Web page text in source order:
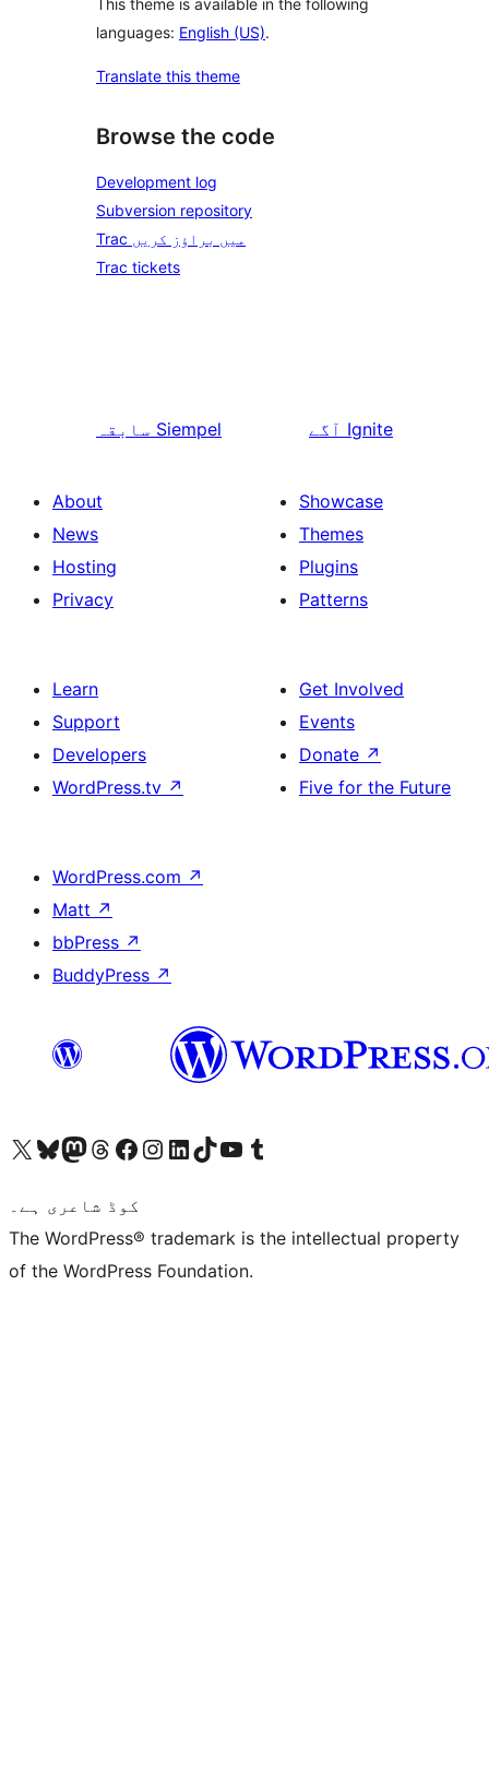
This theme is available in the following
languages: English (US).
Translate this theme
Browse the code
Development log
Subversion repository
Trac میں براؤز کریں
Trac tickets
سابقہ Siempel آگے Ignite
About
News
Hosting
Privacy
Showcase
Themes
Plugins
Patterns
Learn
Support
Developers
WordPress.tv ↗
Get Involved
Events
Donate ↗
Five for the Future
WordPress.com ↗
Matt ↗
bbPress ↗
BuddyPress ↗
Visit our X (formerly Twitter) account
ہمارے بلیواسکائی اکاؤنٹ پر جائیں
Visit our Mastodon account
ہمارے ٹھریڈز اکاؤنٹ پر جائیں
Visit our Facebook page
Visit our Instagram account
Visit our LinkedIn account
ہمارے ٹک ٹاک اکاؤنٹ پر جائیں
Visit our YouTube channel
ہمارے ٹمبلر اکاؤنٹ پر جائیں
کوڈ شاعری ہے۔
The WordPress® trademark is the intellectual property
of the WordPress Foundation.